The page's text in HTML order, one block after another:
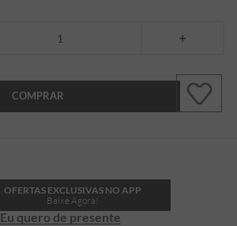
＋
COMPRAR
OFERTAS EXCLUSIVAS NO APP
Baixe Agora!
Eu quero de presente